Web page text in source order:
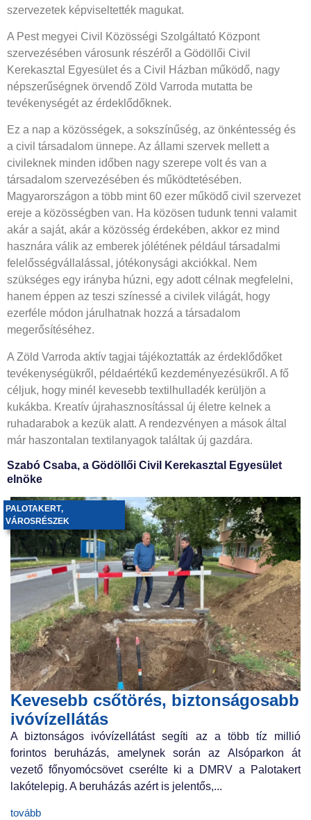
szervezetek képviseltették magukat.
A Pest megyei Civil Közösségi Szolgáltató Központ
szervezésében városunk részéről a Gödöllői Civil
Kerekasztal Egyesület és a Civil Házban működő, nagy
népszerűségnek örvendő Zöld Varroda mutatta be
tevékenységét az érdeklődőknek.
Ez a nap a közösségek, a sokszínűség, az önkéntesség és
a civil társadalom ünnepe. Az állami szervek mellett a
civileknek minden időben nagy szerepe volt és van a
társadalom szervezésében és működtetésében.
Magyarországon a több mint 60 ezer működő civil szervezet
ereje a közösségben van. Ha közösen tudunk tenni valamit
akár a saját, akár a közösség érdekében, akkor ez mind
hasznára válik az emberek jólétének például társadalmi
felelősségvállalással, jótékonysági akciókkal. Nem
szükséges egy irányba húzni, egy adott célnak megfelelni,
hanem éppen az teszi színessé a civilek világát, hogy
ezerféle módon járulhatnak hozzá a társadalom
megerősítéséhez.
A Zöld Varroda aktív tagjai tájékoztatták az érdeklődőket
tevékenységükről, példaértékű kezdeményezésükről. A fő
céljuk, hogy minél kevesebb textilhulladék kerüljön a
kukákba. Krea­tív újrahasznosítással új életre kelnek a
ruhadarabok a kezük alatt. A rendezvényen a mások által
már haszontalan textilanyagok találtak új gazdára.
Szabó Csaba, a Gödöllői Civil Kerekasztal Egyesület
elnöke
Kevesebb csőtörés, biztonságosabb
ivóvízellátás
PALOTAKERT,
VÁROSRÉSZEK
A biztonságos ivóvízellátást segíti az a több tíz millió
forintos beruházás, amelynek során az Alsóparkon át
vezető főnyomócsövet cserélte ki a DMRV a Palotakert
lakótelepig. A beruházás azért is jelentős,...
tovább